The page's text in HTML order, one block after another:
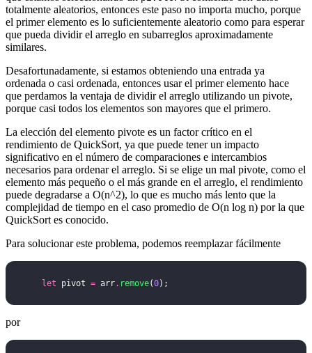
totalmente aleatorios, entonces este paso no importa mucho, porque
el primer elemento es lo suficientemente aleatorio como para esperar
que pueda dividir el arreglo en subarreglos aproximadamente
similares.
Desafortunadamente, si estamos obteniendo una entrada ya
ordenada o casi ordenada, entonces usar el primer elemento hace
que perdamos la ventaja de dividir el arreglo utilizando un pivote,
porque casi todos los elementos son mayores que el primero.
La elección del elemento pivote es un factor crítico en el
rendimiento de QuickSort, ya que puede tener un impacto
significativo en el número de comparaciones e intercambios
necesarios para ordenar el arreglo. Si se elige un mal pivote, como el
elemento más pequeño o el más grande en el arreglo, el rendimiento
puede degradarse a O(n^2), lo que es mucho más lento que la
complejidad de tiempo en el caso promedio de O(n log n) por la que
QuickSort es conocido.
Para solucionar este problema, podemos reemplazar fácilmente
    let
pivot = arr. remove(0);
por